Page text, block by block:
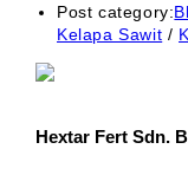
Post category:
Kelapa Sawit /
Hextar Fert Sdn.